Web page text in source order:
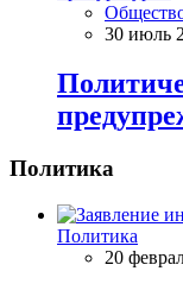
30 июль
Политика
Политика
20